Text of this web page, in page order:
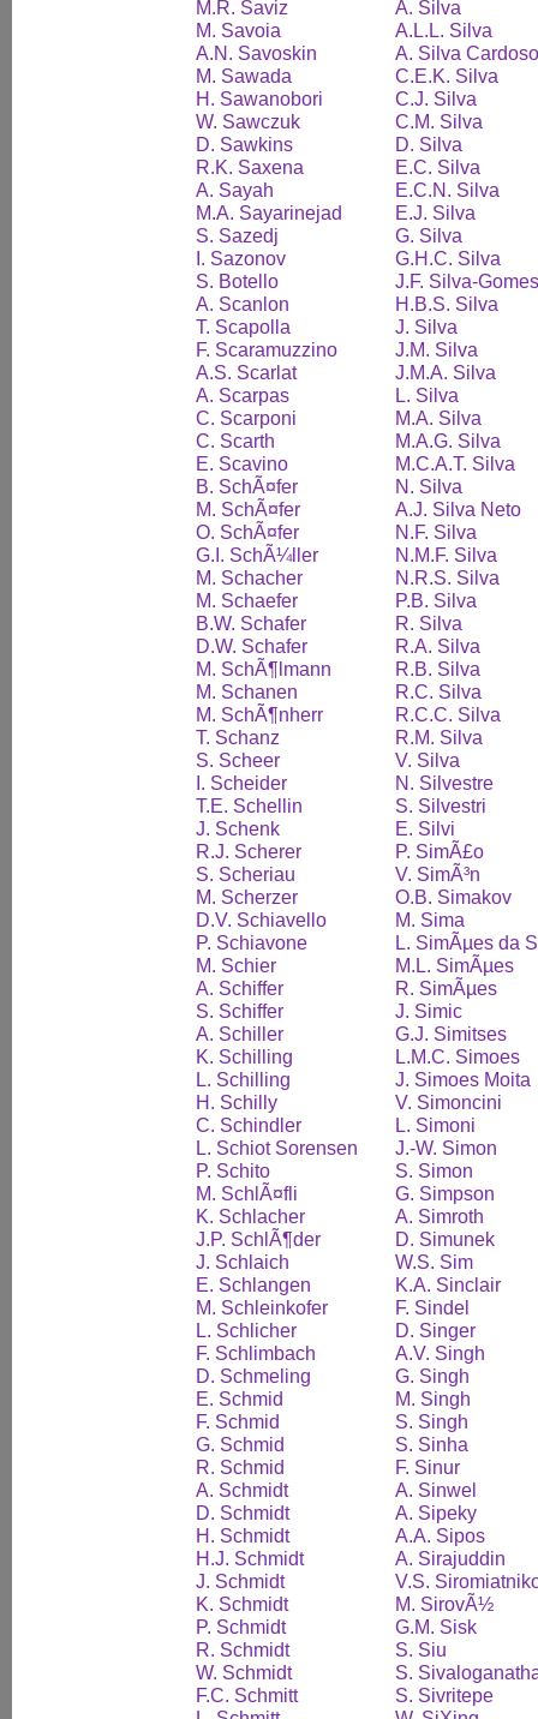
M.R. Saviz
M. Savoia
A.N. Savoskin
M. Sawada
H. Sawanobori
W. Sawczuk
D. Sawkins
R.K. Saxena
A. Sayah
M.A. Sayarinejad
S. Sazedj
I. Sazonov
S. Botello
A. Scanlon
T. Scapolla
F. Scaramuzzino
A.S. Scarlat
A. Scarpas
C. Scarponi
C. Scarth
E. Scavino
B. SchÃ¤fer
M. SchÃ¤fer
O. SchÃ¤fer
G.I. SchÃ¼ller
M. Schacher
M. Schaefer
B.W. Schafer
D.W. Schafer
M. SchÃ¶lmann
M. Schanen
M. SchÃ¶nherr
T. Schanz
S. Scheer
I. Scheider
T.E. Schellin
J. Schenk
R.J. Scherer
S. Scheriau
M. Scherzer
D.V. Schiavello
P. Schiavone
M. Schier
A. Schiffer
S. Schiffer
A. Schiller
K. Schilling
L. Schilling
H. Schilly
C. Schindler
L. Schiot Sorensen
P. Schito
M. SchlÃ¤fli
K. Schlacher
J.P. SchlÃ¶der
J. Schlaich
E. Schlangen
M. Schleinkofer
L. Schlicher
F. Schlimbach
D. Schmeling
E. Schmid
F. Schmid
G. Schmid
R. Schmid
A. Schmidt
D. Schmidt
H. Schmidt
H.J. Schmidt
J. Schmidt
K. Schmidt
P. Schmidt
R. Schmidt
W. Schmidt
F.C. Schmitt
A. Silva
A.L.L. Silva
A. Silva Cardoso
C.E.K. Silva
C.J. Silva
C.M. Silva
D. Silva
E.C. Silva
E.C.N. Silva
E.J. Silva
G. Silva
G.H.C. Silva
J.F. Silva-Gomes
H.B.S. Silva
J. Silva
J.M. Silva
J.M.A. Silva
L. Silva
M.A. Silva
M.A.G. Silva
M.C.A.T. Silva
N. Silva
A.J. Silva Neto
N.F. Silva
N.M.F. Silva
N.R.S. Silva
P.B. Silva
R. Silva
R.A. Silva
R.B. Silva
R.C. Silva
R.C.C. Silva
R.M. Silva
V. Silva
N. Silvestre
S. Silvestri
E. Silvi
P. SimÃ£o
V. SimÃ³n
O.B. Simakov
M. Sima
L. SimÃµes da
M.L. SimÃµes
R. SimÃµes
J. Simic
G.J. Simitses
L.M.C. Simoes
J. Simoes Moita
V. Simoncini
L. Simoni
J.-W. Simon
S. Simon
G. Simpson
A. Simroth
D. Simunek
W.S. Sim
K.A. Sinclair
F. Sindel
D. Singer
A.V. Singh
G. Singh
M. Singh
S. Singh
S. Sinha
F. Sinur
A. Sinwel
A. Sipeky
A.A. Sipos
A. Sirajuddin
V.S.
M. SirovÃ½
G.M. Sisk
S. Siu
S.
S. Sivritepe